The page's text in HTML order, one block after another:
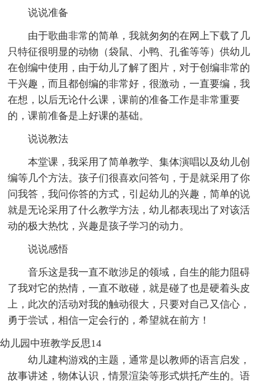
说说准备
由于歌曲非常的简单，我就匆匆的在网上下载了几
只特征很明显的动物（袋鼠、小鸭、孔雀等等）供幼儿
在创编中使用，由于幼儿了解了图片，对于创编非常的
干兴趣，而且都创编的非常好，很激动，一直要编，我
在想，以后无论什么课，课前的准备工作是非常重要
的，课前准备是上好课的基础。
说说教法
本堂课，我采用了简单教学、集体演唱以及幼儿创
编等几个方法。孩子们很喜欢问答句，于是就采用了你
问我答，我问你答的方式，引起幼儿的兴趣，简单的说
就是无论采用了什么教学方法，幼儿都表现出了对该活
动的极大热忱，兴趣是孩子学习的动力。
说说感悟
音乐这是我一直不敢涉足的领域，自生的能力阻碍
了我对它的热情，一直不敢碰，就是碰了也是硬着头皮
上，此次的活动对我的触动很大，只要对自己又信心，
勇于尝试，相信一定会行的，希望就在前方！
幼儿园中班教学反思14
幼儿建构游戏的主题，通常是以教师的语言启发，
故事讲述，物体认识，情景渲染等形式烘托产生的。语